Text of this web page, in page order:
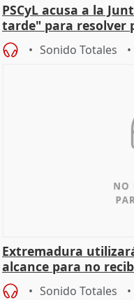
PSCyL acusa a la
tarde" para resolver
Sonido Totales
Extremadura
alcance para no
Sonido Totales